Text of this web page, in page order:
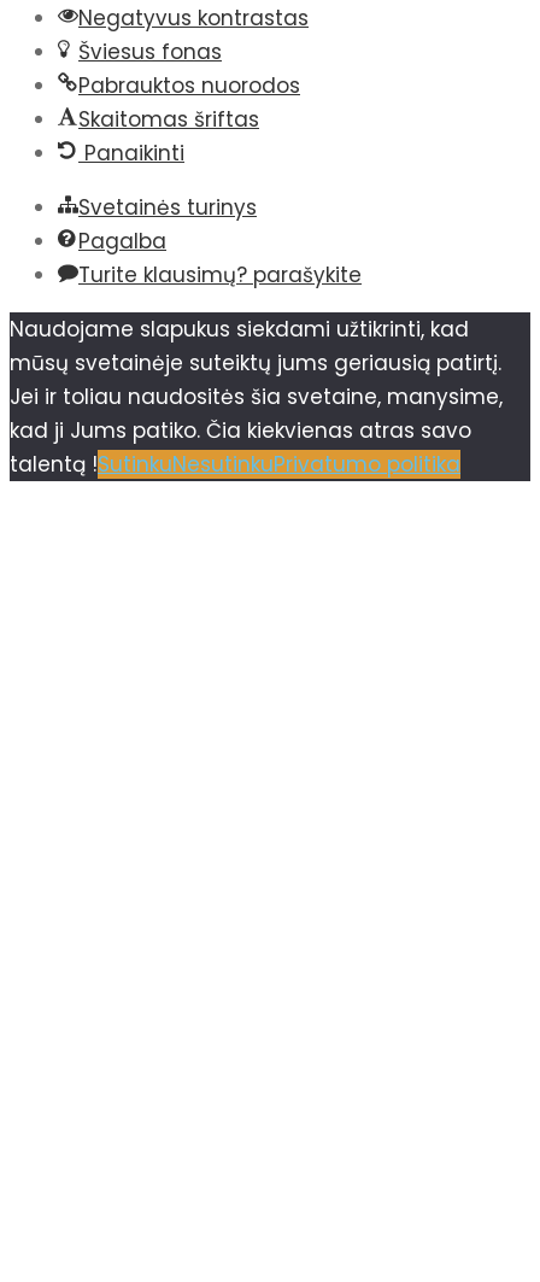
Negatyvus kontrastas
Šviesus fonas
Pabrauktos nuorodos
Skaitomas šriftas
Panaikinti
Svetainės turinys
Pagalba
Turite klausimų? parašykite
Naudojame slapukus siekdami užtikrinti, kad
mūsų svetainėje suteiktų jums geriausią patirtį.
Jei ir toliau naudositės šia svetaine, manysime,
kad ji Jums patiko. Čia kiekvienas atras savo
talentą !SutinkuNesutinkuPrivatumo politika